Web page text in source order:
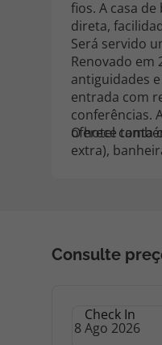
fios. A casa
direta,
Será servido
Renovado
antiguidades
entrada com
conferências.
oferece
O hotel conta
extra),
Consulte
Check In